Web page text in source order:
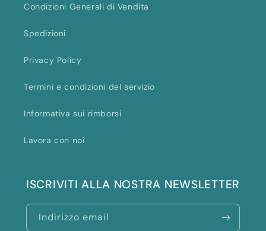
Condizioni Generali di Vendita
Spedizioni
Privacy Policy
Termini e condizioni del servizio
Informativa sui rimborsi
Lavora con noi
ISCRIVITI ALLA NOSTRA NEWSLETTER
Indirizzo email